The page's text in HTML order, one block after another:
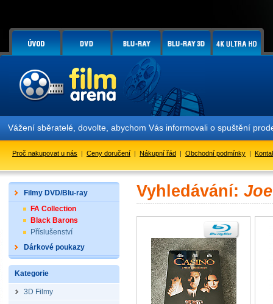
Vážení sběratelé, dovolte, abychom Vás informovali o spuštění
Proč nakupovat u nás | Ceny doručení | Nákupní řád | Obchodní podmínky |
Filmy DVD/Blu-ray
FA Collection
Black Barons
Příslušenství
Dárkové poukazy
Kategorie
3D Filmy
Vyhledávání: